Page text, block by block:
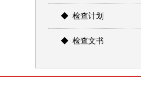
◆ 检查计划
◆ 检查文书